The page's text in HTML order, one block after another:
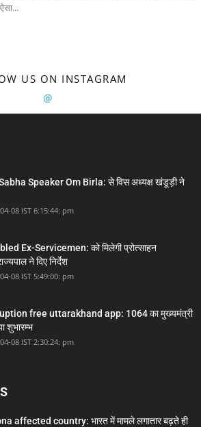
US ON INSTAGRAM
@
Speaker Om Birla: से विस अध्यक्ष खंडूड़ी ने
08 IST 6:15:44: pm
Ex-Servicemen: को मिलेगी प्रोत्साहन
ने दिए निर्देश
08 IST 5:49:00: pm
free uttarakhand app: 1064 का मुख्यमंत्री
शुभारम्भ
08 IST 2:30:24: pm
affected country: भारत में मामले लगातार बढ़ते ही